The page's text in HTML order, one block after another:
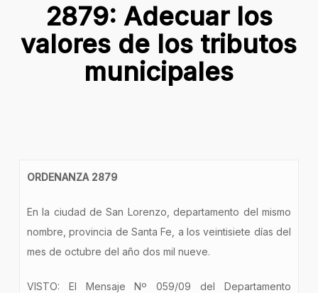
2879: Adecuar los
valores de los tributos
municipales
ORDENANZA 2879
En la ciudad de San Lorenzo, departamento del mismo
nombre, provincia de Santa Fe, a los veintisiete días del
mes de octubre del año dos mil nueve.
VISTO: El Mensaje Nº 059/09 del Departamento